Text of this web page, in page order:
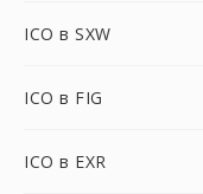
ICO в SXW
ICO в FIG
ICO в EXR